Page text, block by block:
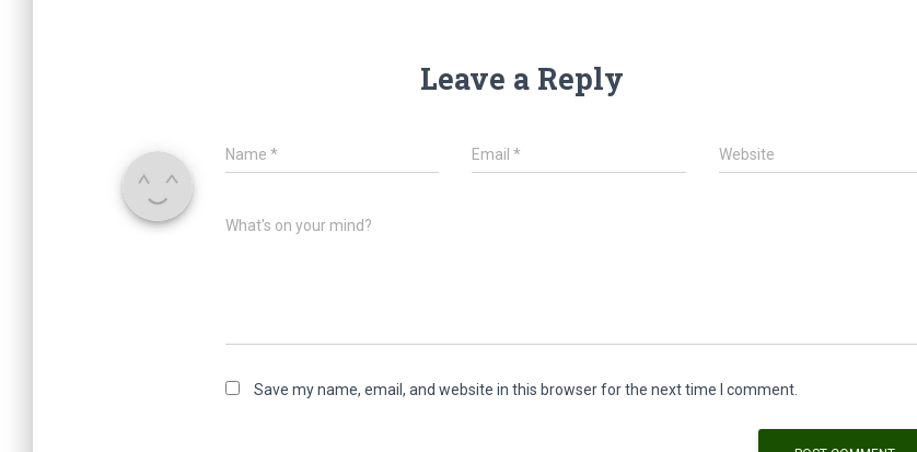
Leave a Reply
Name * Email* Website
What's on your mind?
Save my name, email, and website in this browser for the next time I comment.